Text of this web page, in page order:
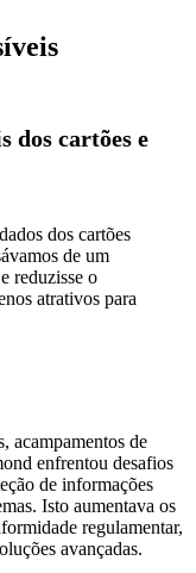
dos cartões e
dos cartões
de um
reduzisse o
atrativos para
acampamentos de
enfrentou desafios
de informações
Isto aumentava os
regulamentar,
avançadas.